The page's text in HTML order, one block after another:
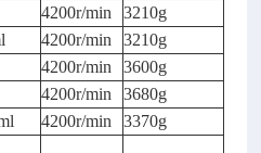
4200r/min
3210g
4200r/min
3210g
4200r/min
3600g
4200r/min
3680g
4200r/min
3370g